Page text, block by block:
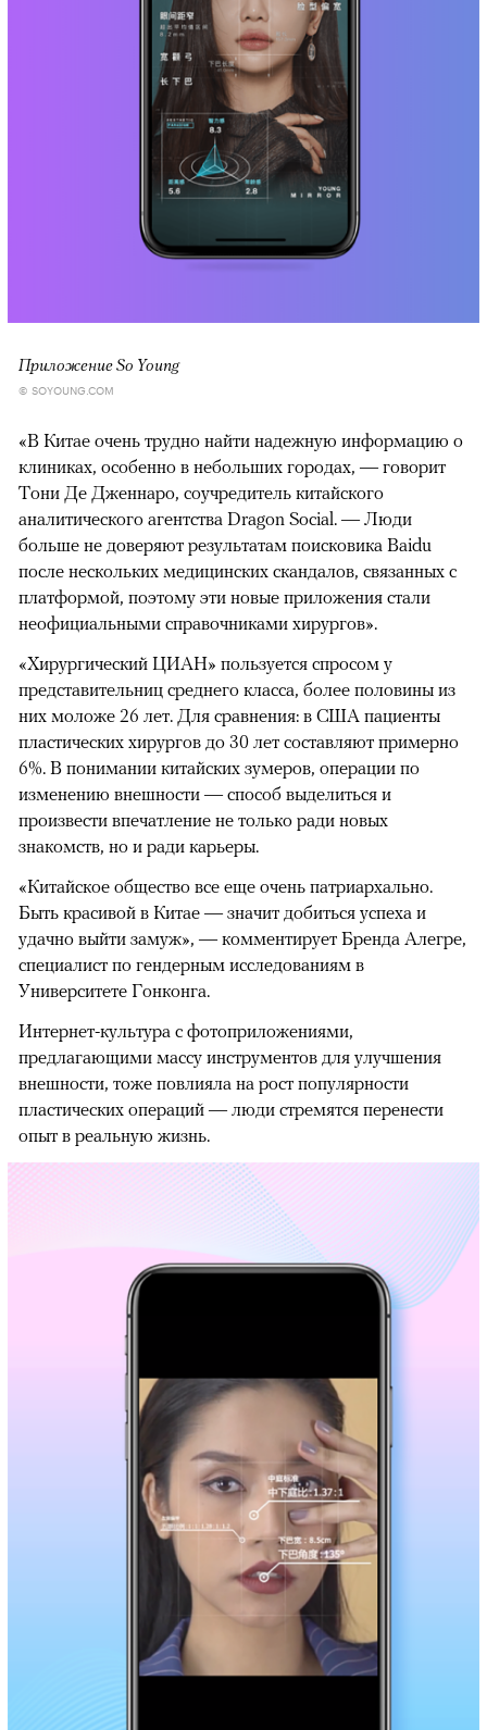
Приложение So Young
© SOYOUNG.COM
«В Китае очень трудно найти надежную информацию о
клиниках, особенно в небольших городах, — говорит
Тони Де Дженнаро, соучредитель китайского
аналитического агентства Dragon Social. — Люди
больше не доверяют результатам поисковика Baidu
после нескольких медицинских скандалов, связанных с
платформой, поэтому эти новые приложения стали
неофициальными справочниками хирургов».
«Хирургический ЦИАН» пользуется спросом у
представительниц среднего класса, более половины из
них моложе 26 лет. Для сравнения: в США пациенты
пластических хирургов до 30 лет составляют примерно
6%. В понимании китайских зумеров, операции по
изменению внешности — способ выделиться и
произвести впечатление не только ради новых
знакомств, но и ради карьеры.
«Китайское общество все еще очень патриархально.
Быть красивой в Китае — значит добиться успеха и
удачно выйти замуж», — комментирует Бренда Алегре,
специалист по гендерным исследованиям в
Университете Гонконга.
Интернет-культура с фотоприложениями,
предлагающими массу инструментов для улучшения
внешности, тоже повлияла на рост популярности
пластических операций — люди стремятся перенести
опыт в реальную жизнь.